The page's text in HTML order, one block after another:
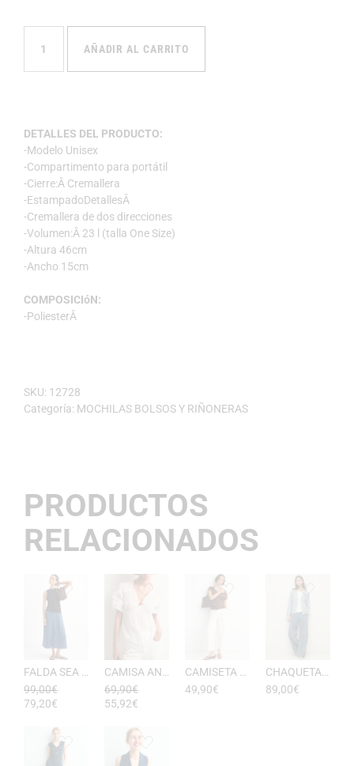
AÑADIR AL CARRITO
DETALLES DEL PRODUCTO:
-Modelo Unisex
-Compartimento para portátil
-Cierre:Â Cremallera
-EstampadoDetallesÂ
-Cremallera de dos direcciones
-Volumen:Â 23 l (talla One Size)
-Altura 46cm
-Ancho 15cm
COMPOSICIóN:
-PoliesterÂ
SKU: 12728
Categoría: MOCHILAS BOLSOS Y RIÑONERAS
PRODUCTOS
RELACIONADOS
99,00€
79,20€
69,90€
55,92€
49,90€
89,00€